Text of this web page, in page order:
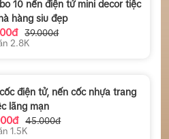
10 nến điện tử mini decor tiệc
hàng siu đẹp
39.000đ
2.8K
điện tử, nến cốc nhựa trang
lãng mạn
45.000đ
1.5K